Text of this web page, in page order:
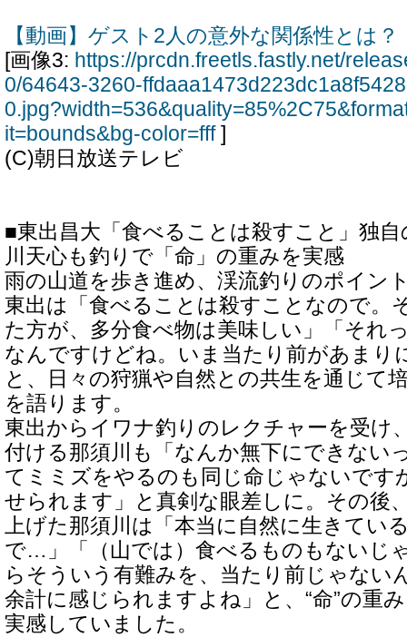
【動画】ゲスト2人の意外な関係性とは？
[画像3: https://prcdn.freetls.fastly.net/
0/64643-3260-
it=bounds&bg-color=fff]
(C)朝日放送テレビ
■東出昌大「食べることは殺すこと」独
川天心も釣りで「命」の重みを実感
雨の山道を歩き進め、渓流釣りのポイン
東出は「食べることは殺すことなので。
た方が、多分食べ物は美味しい」「それ
なんですけどね。いま当たり前があま
と、日々の狩猟や自然との共生を通じて
を語ります。
東出からイワナ釣りのレクチャーを受け
付ける那須川も「なんか無下にできない
てミミズをやるのも同じ命じゃないです
せられます」と真剣な眼差しに。その後
上げた那須川は「本当に自然に生きてい
で…」「（山では）食べるものもないじ
らそういう有難みを、当たり前じゃない
余計に感じられますよね」と、“命”の重
実感していました。